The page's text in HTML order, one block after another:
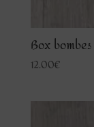
Box
12.00€